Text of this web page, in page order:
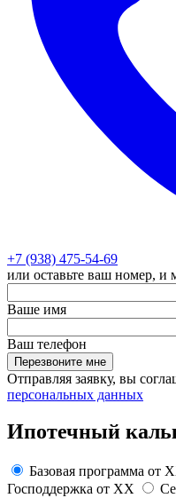
+7 (938) 475-54-69
или оставьте ваш номер, и
Ваше имя
Ваш телефон
Перезвоните мне
Отправляя заявку, вы
персональных данных
Ипотечный
Базовая программа от
Господдержка от XX